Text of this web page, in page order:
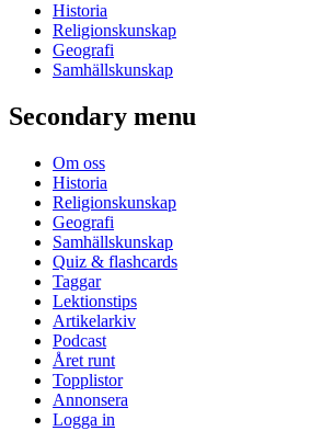
Historia
Religionskunskap
Geografi
Samhällskunskap
Secondary menu
Om oss
Historia
Religionskunskap
Geografi
Samhällskunskap
Quiz & flashcards
Taggar
Lektionstips
Artikelarkiv
Podcast
Året runt
Topplistor
Annonsera
Logga in